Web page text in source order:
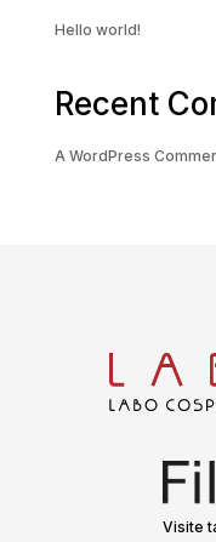
Hello world!
Recent
A WordPress
Visite